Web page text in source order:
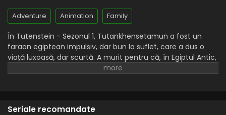
Adventure Animation Family
În Tutenstein - Sezonul 1, Tutankhensetamun a fost un
faraon egiptean impulsiv, dar bun la suflet, care a dus o
viață luxoasă, dar scurtă. A murit pentru că, în Egiptul Antic,
și-a salvat un prieten de la moartea sigură, fiind lovit de
Seriale recomandate